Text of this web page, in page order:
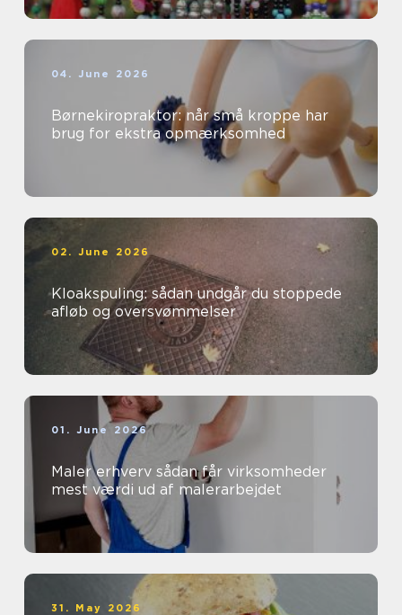
04. June 2026
Børnekiropraktor: når små kroppe har
brug for ekstra opmærksomhed
02. June 2026
Kloakspuling: sådan undgår du stoppede
afløb og oversvømmelser
01. June 2026
Maler erhverv sådan får virksomheder
mest værdi ud af malerarbejdet
31. May 2026